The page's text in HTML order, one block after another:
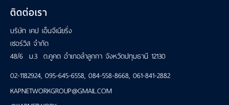
ติดต่อเรา
บริษัท เคป เอ็นจีเนียริ่ง
เซอร์วิส จำกัด
48/6 ม.3 ต.คูคต อำเภอลำลูกกา จังหวัดปทุมธานี 12130
02-1182924, 095-645-6558, 084-558-8668, 061-841-2882
KAPNETWORKGROUP@GMAIL.COM